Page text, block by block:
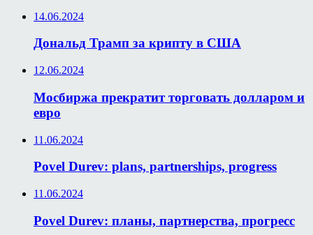
14.06.2024
Дональд Трамп за крипту в США
12.06.2024
Мосбиржа прекратит торговать долларом и
евро
11.06.2024
Povel Durev: plans, partnerships, progress
11.06.2024
Povel Durev: планы, партнерства, прогресс